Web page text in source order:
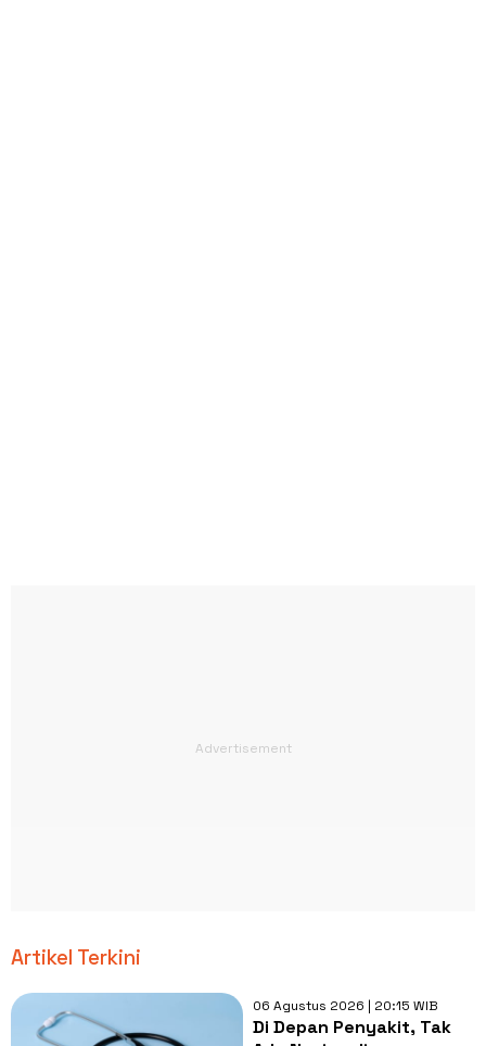
Artikel Terkini
06 Agustus 2026 | 20:15 WIB
Di Depan Penyakit, Tak